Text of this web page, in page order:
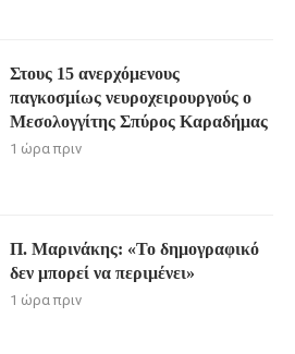
Στους 15 ανερχόμενους
παγκοσμίως νευροχειρουργούς ο
Μεσολογγίτης Σπύρος Καραδήμας
1 ώρα πριν
Π. Μαρινάκης: «Το δημογραφικό
δεν μπορεί να περιμένει»
1 ώρα πριν